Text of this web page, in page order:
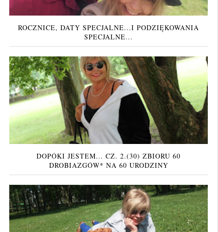
ROCZNICE, DATY SPECJALNE...I PODZIĘKOWANIA
SPECJALNE...
DOPÓKI JESTEM... CZ. 2.(30) ZBIORU 60
DROBIAZGÓW* NA 60 URODZINY